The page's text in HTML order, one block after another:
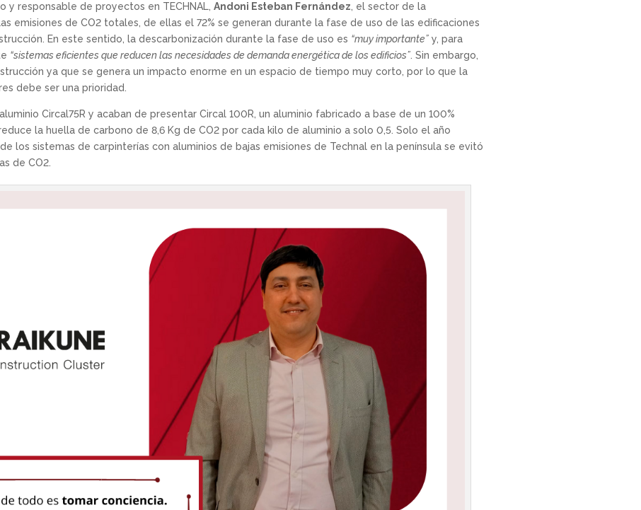
y responsable de proyectos en TECHNAL, Andoni Esteban Fernández, el sector de la
emisiones de CO2 totales, de ellas el 72% se generan durante la fase de uso de las edificaciones
En este sentido, la descarbonización durante la fase de uso es “muy importante” y, para
“sistemas eficientes que reducen las necesidades de demanda energética de los edificios”. Sin embargo,
ya que se genera un impacto enorme en un espacio de tiempo muy corto, por lo que la
debe ser una prioridad.
Circal75R y acaban de presentar Circal 100R, un aluminio fabricado a base de un 100%
la huella de carbono de 8,6 Kg de CO2 por cada kilo de aluminio a solo 0,5. Solo el año
los sistemas de carpinterías con aluminios de bajas emisiones de Technal en la península se evitó
de CO2.